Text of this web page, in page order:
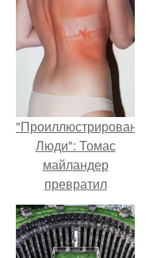
"Проиллюстрированные
Люди": Томас
майландер
превратил
солнечные ожоги в
арт - объект.